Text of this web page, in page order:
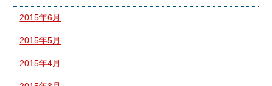
2015年6月
2015年5月
2015年4月